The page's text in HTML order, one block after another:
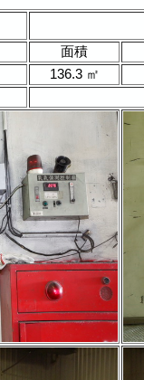
面積
136.3 ㎡